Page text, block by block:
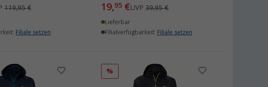
119,95 €
Filiale setzen
19,95 €UVP39,95 €
Lieferbar
Filialverfügbarkeit: Filiale setzen
%